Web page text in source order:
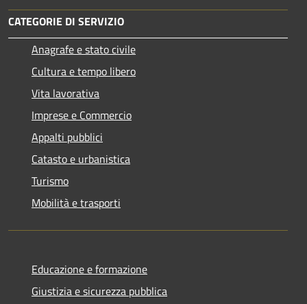
CATEGORIE DI SERVIZIO
Anagrafe e stato civile
Cultura e tempo libero
Vita lavorativa
Imprese e Commercio
Appalti pubblici
Catasto e urbanistica
Turismo
Mobilità e trasporti
Educazione e formazione
Giustizia e sicurezza pubblica